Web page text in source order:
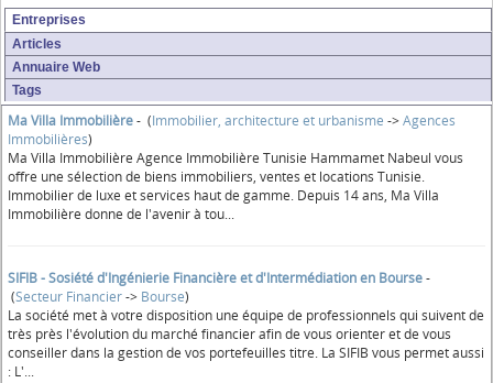
Entreprises
Articles
Annuaire Web
Tags
Ma Villa Immobilière- (Immobilier, architecture et urbanisme ->Agences
Immobilières)
Ma Villa Immobilière Agence Immobilière Tunisie Hammamet Nabeul vous
offre une sélection de biens immobiliers, ventes et locations Tunisie.
Immobilier de luxe et services haut de gamme. Depuis 14 ans, Ma Villa
Immobilière donne de l'avenir à tou...
SIFIB - Sosiété d'Ingénierie Financière et d'Intermédiation en Bourse-
(Secteur Financier-> Bourse)
La société met à votre disposition une équipe de professionnels qui suivent de
très près l'évolution du marché financier afin de vous orienter et de vous
conseiller dans la gestion de vos portefeuilles titre. La SIFIB vous permet aussi
: L'...